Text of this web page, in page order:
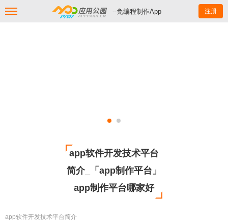
--免编程制作App 注册
app软件开发技术平台
简介_「app制作平台」
app制作平台哪家好
app软件开发技术平台简介